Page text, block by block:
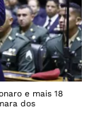
e mais 18
dos